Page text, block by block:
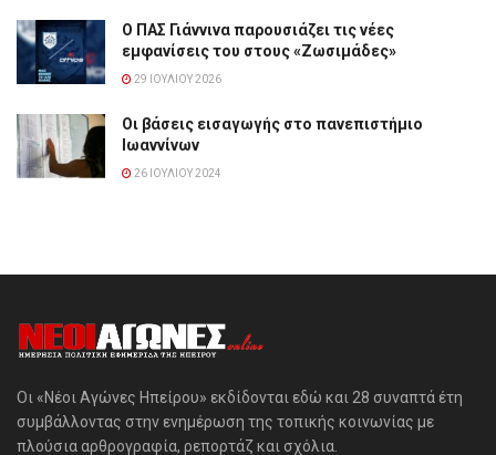
Ο ΠΑΣ Γιάννινα παρουσιάζει τις νέες
εμφανίσεις του στους «Ζωσιμάδες»
29 ΙΟΥΛΊΟΥ 2026
Οι βάσεις εισαγωγής στο πανεπιστήμιο
Ιωαννίνων
26 ΙΟΥΛΊΟΥ 2024
Οι «Νέοι Αγώνες Ηπείρου» εκδίδονται εδώ και 28 συναπτά έτη
συμβάλλοντας στην ενημέρωση της τοπικής κοινωνίας με
πλούσια αρθρογραφία, ρεπορτάζ και σχόλια.